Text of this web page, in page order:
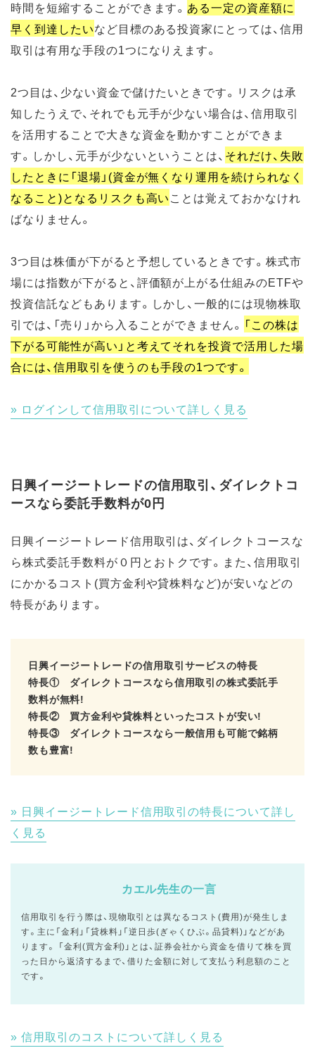
時間を短縮することができます。 ある一定の資産額に
早く到達したいなど目標のある投資家にとっては、信用
取引は有用な手段の1つになりえます。
2つ目は、少ない資金で儲けたいときです。リスクは承
知したうえで、それでも元手が少ない場合は、信用取引
を活用することで大きな資金を動かすことができま
す。しかし、元手が少ないということは、 それだけ、失敗
したときに「退場」(資金が無くなり運用を続けられなく
なること)となるリスクも高いことは覚えておかなけれ
ばなりません。
3つ目は株価が下がると予想しているときです。株式市
場には指数が下がると、評価額が上がる仕組みのETFや
投資信託などもあります。しかし、一般的には現物株取
引では、「売り」から入ることができません。 「この株は
下がる可能性が高い」と考えてそれを投資で活用した場
合には、信用取引を使うのも手段の1つです。
ログインして信用取引について詳しく見る
日興イージートレードの信用取引、ダイレクトコ
ースなら委託手数料が0円
日興イージートレード信用取引は、ダイレクトコースな
ら株式委託手数料が０円とおトクです。また、信用取引
にかかるコスト(買方金利や貸株料など)が安いなどの
特長があります。
日興イージートレードの信用取引サービスの特長
特長① ダイレクトコースなら信用取引の株式委託手
数料が無料!
特長② 買方金利や貸株料といったコストが安い!
特長③ ダイレクトコースなら一般信用も可能で銘柄
数も豊富!
日興イージートレード信用取引の特長について詳し
く見る
カエル先生の一言
信用取引を行う際は、現物取引とは異なるコスト(費用)が発生しま
す。主に「金利」「貸株料」「逆日歩(ぎゃくひぶ。品貸料)」などがあ
ります。 「金利(買方金利)」とは、証券会社から資金を借りて株を買
った日から返済するまで、借りた金額に対して支払う利息額のこと
です。
信用取引のコストについて詳しく見る